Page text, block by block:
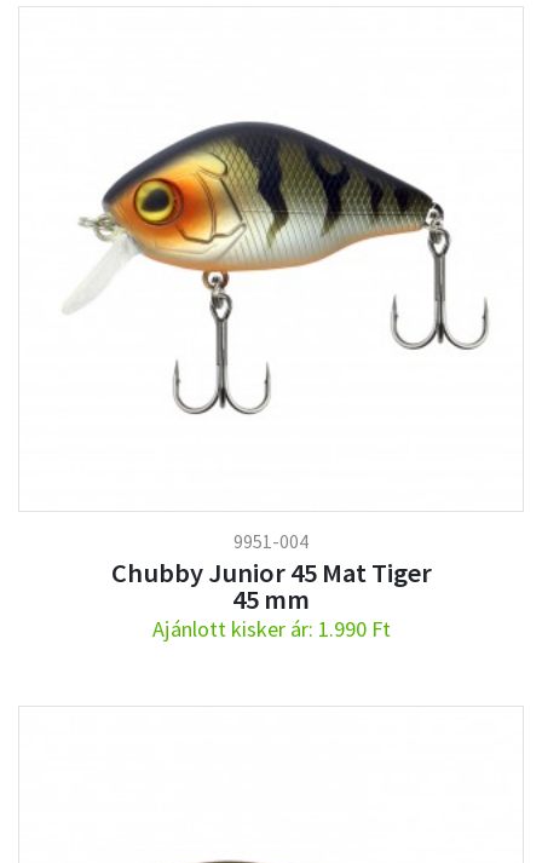
9951-004
Chubby Junior 45 Mat Tiger
45 mm
Ajánlott kisker ár: 1.990 Ft